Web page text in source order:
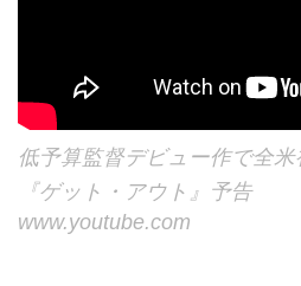
低予算監督デビュー作で全
『ゲット・アウト』予告
www.youtube.com